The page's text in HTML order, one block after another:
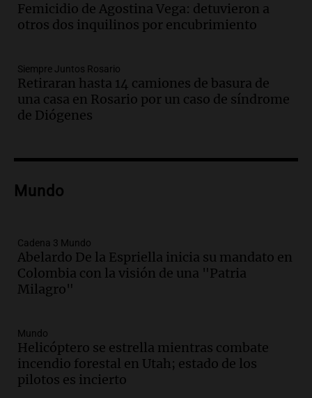
Episodios
Audio.Promocionan cortes de cerdo
Viva la Radio Rosario
Episodios
Audio.
Episodios
Audio.
Panorama Federal
Episodios
Audio. Controversia en el peronismo
mendocino por ausencia de senadora
Episodios
Audio.Mateo Bouniba, joven de Villa
María, necesita un trasplante de médula
en Estados Unidos
Femicidio de Agostina Vega: detuvieron a
otros dos inquilinos por encubrimiento
Siempre Juntos Rosario
Retiraran hasta 14 camiones de basura de
una casa en Rosario por un caso de síndrome
de Diógenes
Mundo
Cadena 3 Mundo
Abelardo De la Espriella inicia su mandato en
Colombia con la visión de una "Patria
Milagro"
Mundo
Helicóptero se estrella mientras combate
incendio forestal en Utah; estado de los
pilotos es incierto